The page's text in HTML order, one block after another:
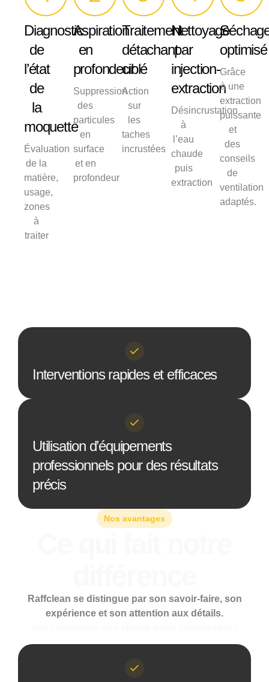
Diagnostic
de
l’état
de
la
moquette
Évaluation
de la
matière,
usage,
zones
à
traiter
Aspiration
en
profondeur
Suppression
des
particules
en
surface
et en
profondeur
Traitement
détachant
ciblé
Action
sur
les
taches
incrustées
Nettoyage
par
injection-
extraction
Désincrustation
à
l’eau
chaude
puis
extraction
optimisé
Grâce
à une
extraction
puissante
et
des
conseils
de
ventilation
adaptés.
Interventions rapides et efficaces
Utilisation d’équipements
professionnels pour des résultats
précis
Nos avantages
Raffclean se distingue par son savoir-faire, son
expérience et son attention aux détails.